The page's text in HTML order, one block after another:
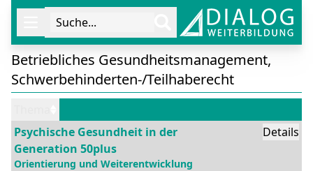
Öffne Navigation
Suche...
Betriebliches Gesundheitsmanagement,
Schwerbehinderten-/Teilhaberecht
Psychische Gesundheit in der
Generation 50plus
Orientierung und Weiterentwicklung
Details